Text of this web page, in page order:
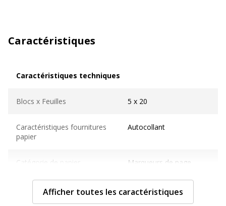
Caractéristiques
Caractéristiques techniques
Blocs x Feuilles 5 x 20
Caractéristiques fournitures
papier
Autocollant
Catégorie de papier Marqueurs de page
Couleur(s) du papier
Bleu, Jaune, Rose, Vert,
Violet
Afficher toutes les caractéristiques